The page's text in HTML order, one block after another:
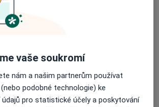
Přiblížit mapu
online kalendář není aktivní
situaci udělat?
(soukromé návštěvy)
vaše soukromí
nám a našim partnerům používat
podobné technologie) ke
pro statistické účely a poskytování